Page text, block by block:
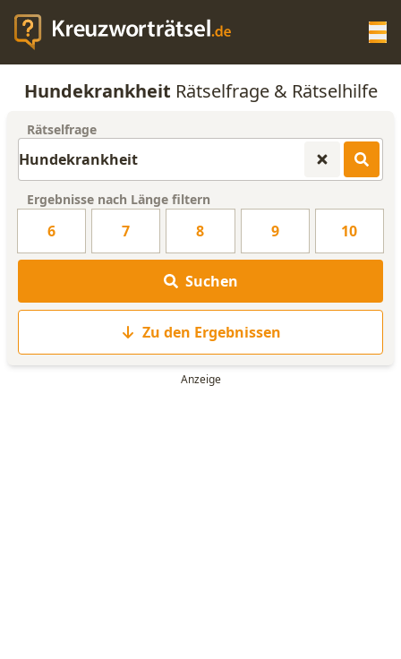
KREUZWORTRÄTSEL-HILFE
WORTLISTE
Hundekrankheit Rätselfrage & Rätselhilfe
Rätselfrage
Ergebnisse nach Länge filtern
6 7 8 9 10
Suchen
Zu den Ergebnissen